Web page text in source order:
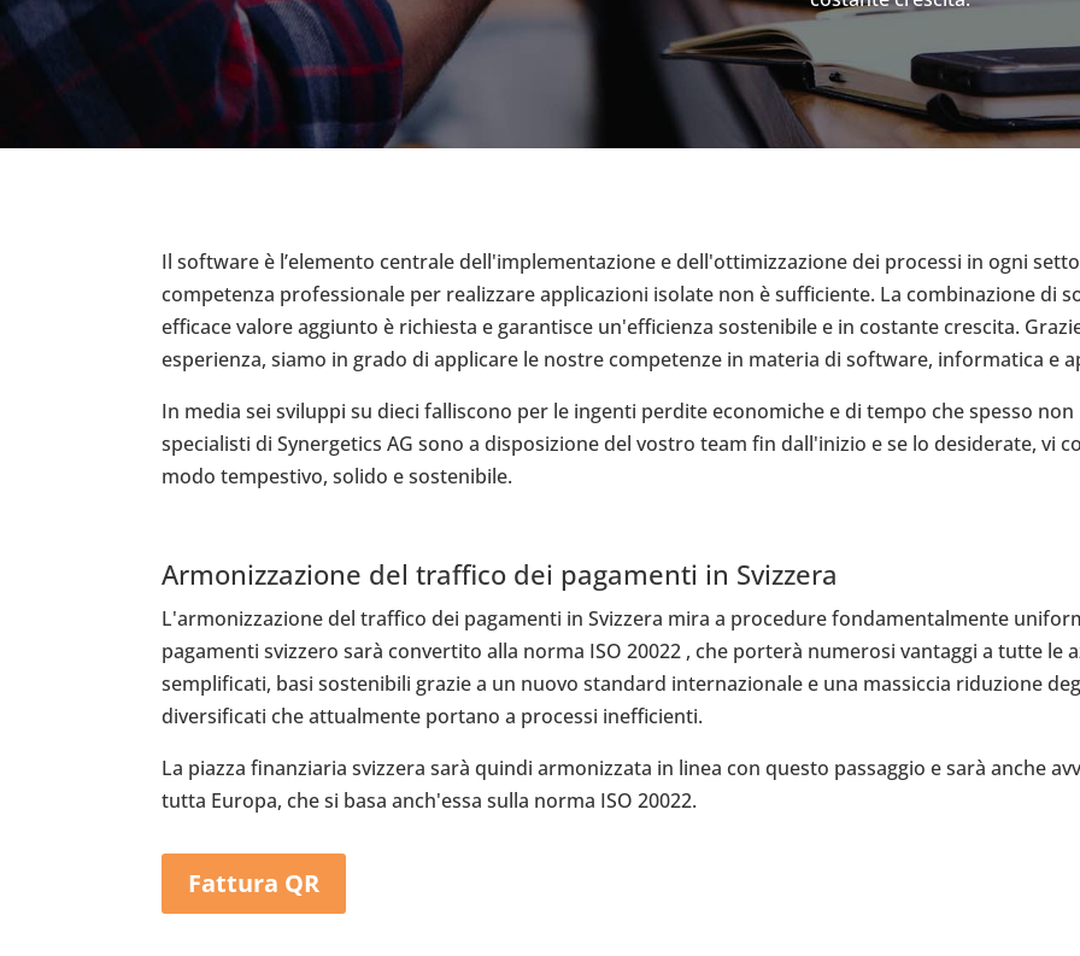
Il software è l’elemento centrale dell'implementazione e dell'ottimizzazione dei processi in ogni
competenza professionale per realizzare applicazioni isolate non è sufficiente. La combinazione di
efficace valore aggiunto è richiesta e garantisce un'efficienza sostenibile e in costante crescita.
esperienza, siamo in grado di applicare le nostre competenze in materia di software, informatica e
In media sei sviluppi su dieci falliscono per le ingenti perdite economiche e di tempo che spesso
specialisti di Synergetics AG sono a disposizione del vostro team fin dall'inizio e se lo desiderate, vi
modo tempestivo, solido e sostenibile.
Armonizzazione del traffico dei pagamenti in Svizzera
L'armonizzazione del traffico dei pagamenti in Svizzera mira a procedure fondamentalmente
pagamenti svizzero sarà convertito alla norma ISO 20022 , che porterà numerosi vantaggi a tutte le
semplificati, basi sostenibili grazie a un nuovo standard internazionale e una massiccia riduzione
diversificati che attualmente portano a processi inefficienti.
La piazza finanziaria svizzera sarà quindi armonizzata in linea con questo passaggio e sarà anche
tutta Europa, che si basa anch'essa sulla norma ISO 20022.
Fattura QR